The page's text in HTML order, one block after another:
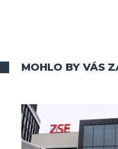
MOHLO BY VÁS